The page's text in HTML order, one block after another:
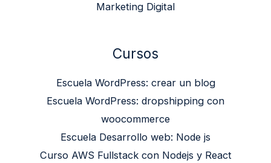
Marketing Digital
Cursos
Escuela WordPress: crear un blog
Escuela WordPress: dropshipping con
woocommerce
Escuela Desarrollo web: Node js
Curso AWS Fullstack con Nodejs y React